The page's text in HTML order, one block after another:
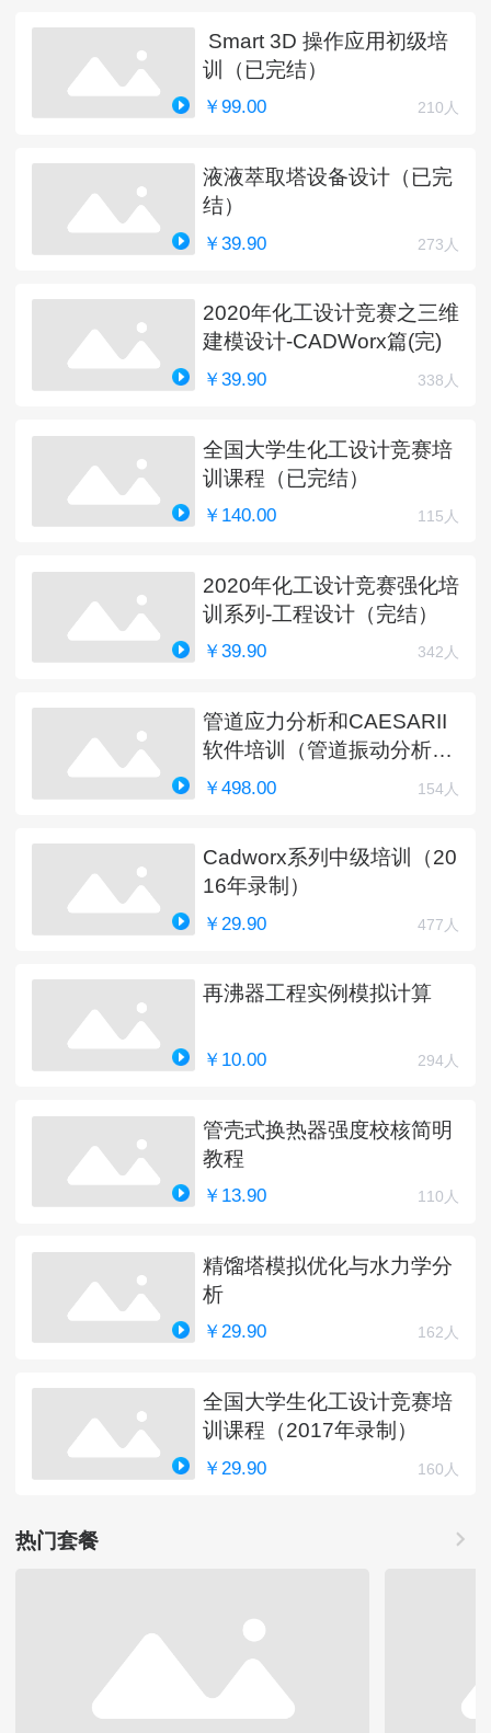
Smart 3D 操作应用初级培
训（已完结）
￥99.00 210人
液液萃取塔设备设计（已完
结）
￥39.90 273人
2020年化工设计竞赛之三维
建模设计-CADWorx篇(完)
￥39.90 338人
全国大学生化工设计竞赛培
训课程（已完结）
￥140.00 115人
2020年化工设计竞赛强化培
训系列-工程设计（完结）
￥39.90 342人
管道应力分析和CAESARII
软件培训（管道振动分析更
新中）
￥498.00 154人
Cadworx系列中级培训（20
16年录制）
￥29.90 477人
再沸器工程实例模拟计算
￥10.00 294人
管壳式换热器强度校核简明
教程
￥13.90 110人
精馏塔模拟优化与水力学分
析
￥29.90 162人
全国大学生化工设计竞赛培
训课程（2017年录制）
￥29.90 160人
热门套餐